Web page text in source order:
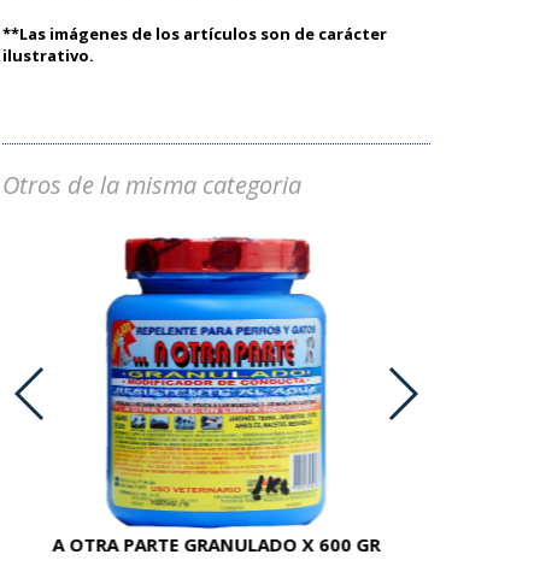
**Las imágenes de los artículos son de carácter
ilustrativo.
Otros de la misma categoria
A OTRA PARTE GRANULADO X 600 GR